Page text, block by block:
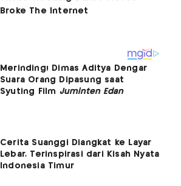
Merinding! Dimas Aditya Dengar
Suara Orang Dipasung saat
Syuting Film Juminten Edan
Cerita Suanggi Diangkat ke Layar
Lebar, Terinspirasi dari Kisah Nyata
Indonesia Timur